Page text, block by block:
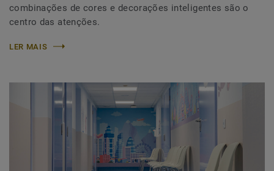
combinações de cores e decorações inteligentes são o
centro das atenções.
LER MAIS